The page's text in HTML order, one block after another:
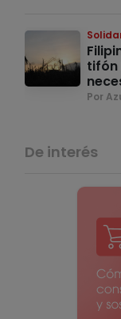
tifón
Por
De interés